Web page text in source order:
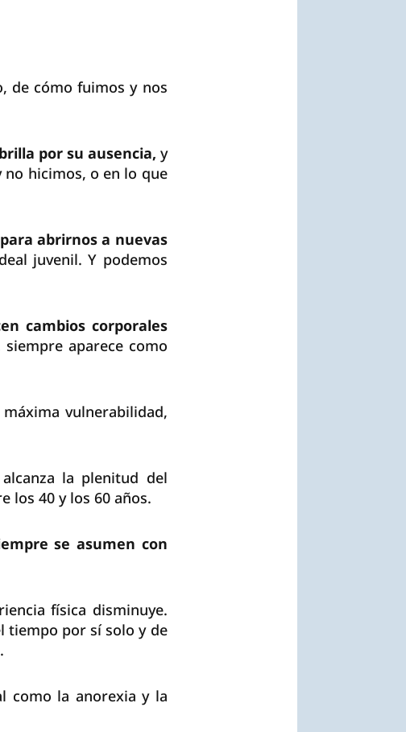
de cómo fuimos y nos
por su ausencia, y
hicimos, o en lo que
para abrirnos a nuevas
juvenil. Y podemos
cambios corporales
siempre aparece como
vulnerabilidad,
la plenitud del
los 40 y los 60 años.
se asumen con
física disminuye.
tiempo por sí solo y de
como la anorexia y la